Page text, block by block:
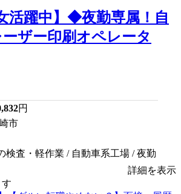
活躍中】◆夜勤専属！自
ザー印刷オペレータ
円
市
検査・軽作業 / 自動車系工場 / 夜勤
詳細を表示